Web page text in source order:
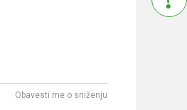
Obavesti me o sniženju